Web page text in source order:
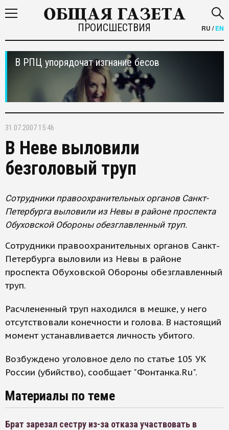
ПРОИСШЕСТВИЯ RU /EN
В РПЦ упорядочат изгнание бесов
31.07.2007 15:46
В Неве выловили
безголовый труп
Сотрудники правоохранительных органов Санкт-
Петербурга выловили из Невы в районе проспекта
Обуховской Обороны обезглавленный труп.
Сотрудники правоохранительных органов Санкт-
Петербурга выловили из Невы в районе
проспекта Обуховской Обороны обезглавленный
труп.
Расчлененный труп находился в мешке, у него
отсутствовали конечности и голова. В настоящий
момент устанавливается личность убитого.
Возбуждено уголовное дело по статье 105 УК
России (убийство), сообщает "Фонтанка.Ru".
Материалы по теме
Брат зарезал сестру из-за отказа участвовать в